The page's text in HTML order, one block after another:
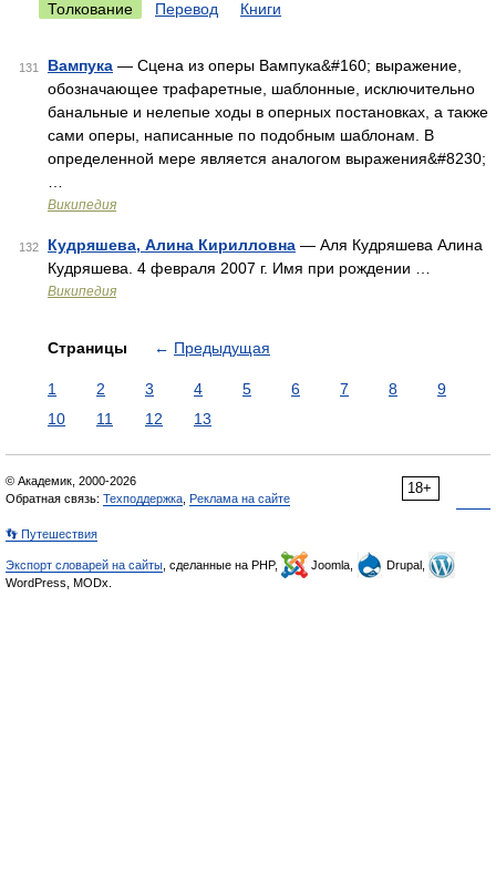
Толкование Перевод Книги
131 Вампука — Сцена из оперы Вампука&#160; выражение,
обозначающее трафаретные, шаблонные, исключительно
банальные и нелепые ходы в оперных постановках, а также
сами оперы, написанные по подобным шаблонам. В
определенной мере является аналогом выражения&#8230;
Википедия
132 Кудряшева, Алина Кирилловна — Аля Кудряшева Алина
Кудряшева. 4 февраля 2007 г. Имя при рождении …
Википедия
Страницы ← Предыдущая
1 2 3 4 5 6 7 8
9
10
11 12 13
18+
© Академик, 2000-2026
Обратная связь: Техподдержка Реклама на сайте
👣 Путешествия
Экспорт словарей на сайты , сделанные на PHP, Joomla,
Drupal,
WordPress, MODx.